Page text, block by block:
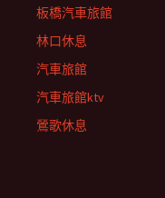
板橋汽車旅館
林口休息
汽車旅館
汽車旅館ktv
鶯歌休息